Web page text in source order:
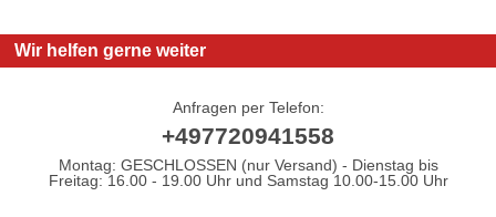
Wir helfen gerne weiter
Anfragen per Telefon:
+497720941558
Montag: GESCHLOSSEN (nur Versand) - Dienstag bis
Freitag: 16.00 - 19.00 Uhr und Samstag 10.00-15.00 Uhr